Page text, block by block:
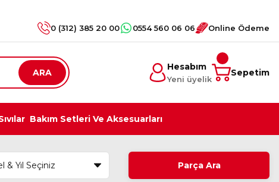
0 (312) 385 20 00 0554 560 06 06 Online Ödeme
ARA
Hesabım
Yeni üyelik
Sepetim
Bakım Setleri Ve Aksesuarları
Parça Ara